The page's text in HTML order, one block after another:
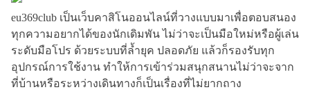
eu369club เป็นเว็บคาสิโนออนไลน์ที่วางแบบมาเพื่อตอบสนอง
ทุกความอยากได้ของนักเดิมพัน ไม่ว่าจะเป็นมือใหม่หรือผู้เล่น
ระดับมือโปร ด้วยระบบที่ล้ำยุค ปลอดภัย แล้วก็รองรับทุก
อุปกรณ์การใช้งาน ทำให้การเข้าร่วมสนุกสนานไม่ว่าจะจาก
ที่บ้านหรือระหว่างเดินทางก็เป็นเรื่องที่ไม่ยากถาง